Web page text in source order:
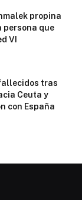
propina
persona que
VI
tras
Ceuta y
con España